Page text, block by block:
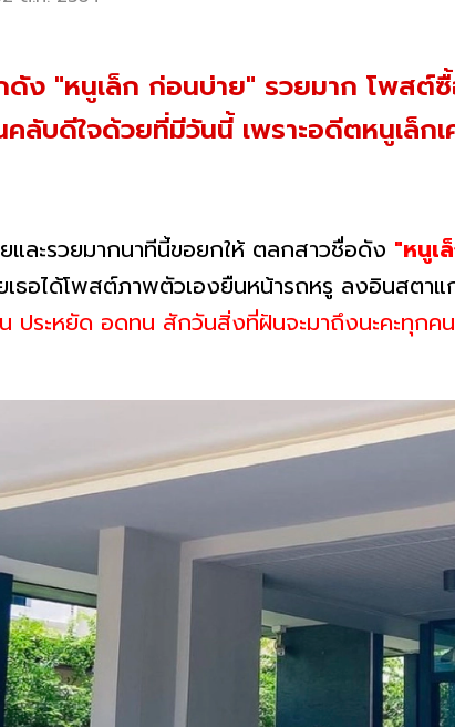
ง "หนูเล็ก ก่อนบ่าย" รวยมาก โพสต์
ลับดีใจด้วยที่มีวันนี้ เพราะอดีตหนูเล็
และรวยมากนาทีนี้ขอยกให้ ตลกสาวชื่อดัง "หนูเ
เธอได้โพสต์ภาพตัวเองยืนหน้ารถหรู ลงอินสตา
ประหยัด อดทน สักวันสิ่งที่ฝันจะมาถึงนะคะทุกค